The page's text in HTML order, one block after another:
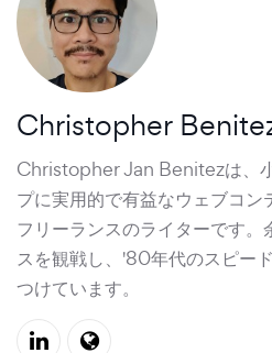
Christopher
Christopher Jan Benitezは、
プに実用的で有益なウェブコン
フリーランスのライターです。
スを観戦し、'80年代のスピー
つけています。